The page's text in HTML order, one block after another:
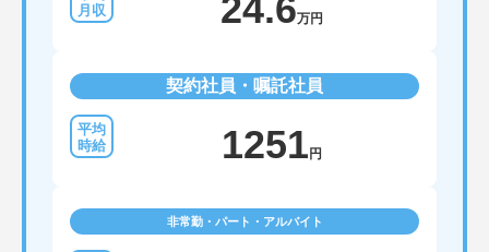
24.6万円
契約社員・嘱託社員
1251円
非常勤・パート・アルバイト